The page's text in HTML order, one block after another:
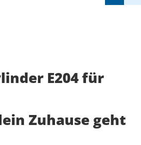
E204 für
Zuhause geht